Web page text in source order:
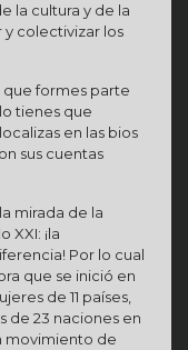
la cultura y de la
colectivizar los
que formes parte
tienes que
en las bios
sus cuentas
mirada de la
XXI: ¡la
Por lo cual
que se inició en
de 11 países,
de 23 naciones en
movimiento de